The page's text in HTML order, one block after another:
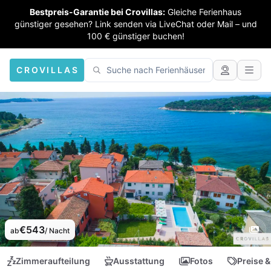
Bestpreis-Garantie bei Crovillas: Gleiche Ferienhaus
günstiger gesehen? Link senden via LiveChat oder Mail – und
100 € günstiger buchen!
CROVILLAS
ab€543/ Nacht
Zimmeraufteilung Ausstattung Fotos Preise